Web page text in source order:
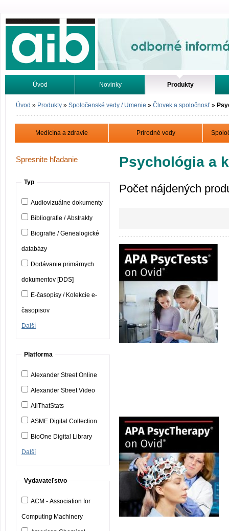
Odborné informácie. Online.
Úvod Novinky Produkty
Vyhľadávanie Tutoriály
Úvod » Produkty » Spoločenské vedy / Umenie » Človek a spoločnosť »
Medicína a zdravie Prírodné vedy
Spresnite hľadanie
Typ
Audiovizuálne dokumenty
Bibliografie / Abstrakty
Biografie / Genealogické
databázy
Dodávanie primárnych
dokumentov [DDS]
E-časopisy / Kolekcie e-
časopisov
Další
Platforma
Alexander Street Online
Alexander Street Video
AllThatStats
ASME Digital Collection
BioOne Digital Library
Další
Vydavateľstvo
ACM - Association for
Computing Machinery
Psychológia a
Počet nájdených